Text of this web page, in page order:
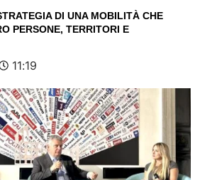
DI UNA MOBILITÀ CHE
PERSONE, TERRITORI E
11:19